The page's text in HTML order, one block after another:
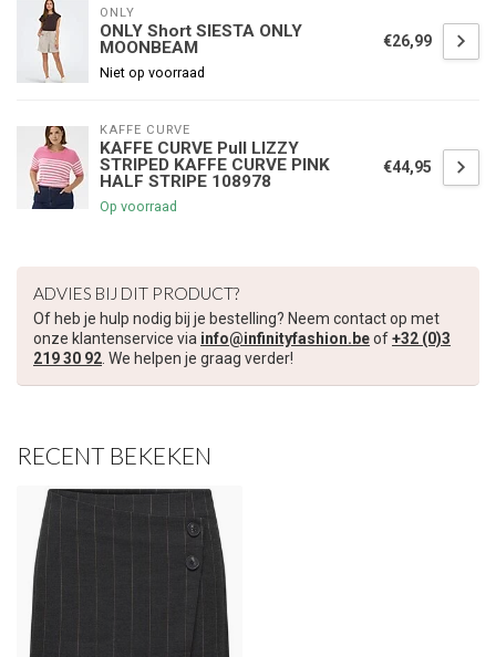
ONLY
ONLY Short SIESTA ONLY
MOONBEAM
Niet op voorraad
€26,99
KAFFE CURVE
KAFFE CURVE Pull LIZZY
STRIPED KAFFE CURVE PINK
HALF STRIPE 108978
Op voorraad
€44,95
ADVIES BIJ DIT PRODUCT?
Of heb je hulp nodig bij je bestelling? Neem contact op met
onze klantenservice via info@infinityfashion.beof+32 (0)3
219 30 92. We helpen je graag verder!
RECENT BEKEKEN
€5,00 korting op je volgende bestelling
volgende aankoop! 😀
Je korting is geldig bij een minimale bestelwaarde van €45,00